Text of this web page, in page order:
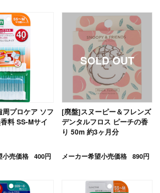
周プロケア ソフ
料 SS-Mサイ
小売価格 400円
[廃盤]スヌーピー＆フレンズ
デンタルフロス ピーチの香
り 50m 約3ヶ月分
メーカー希望小売価格 890円